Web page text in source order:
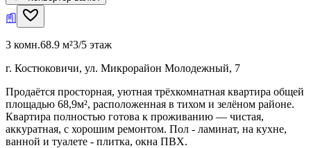
3 комн.68.9 м²3/5 этаж
г. Костюковичи, ул. Микрорайон Молодежный, 7
Продаётся просторная, уютная трёхкомнатная квартира общей
площадью 68,9м², расположенная в тихом и зелёном районе.
Квартира полностью готова к проживанию — чистая,
аккуратная, с хорошим ремонтом. Пол - ламинат, на кухне,
ванной и туалете - плитка, окна ПВХ.